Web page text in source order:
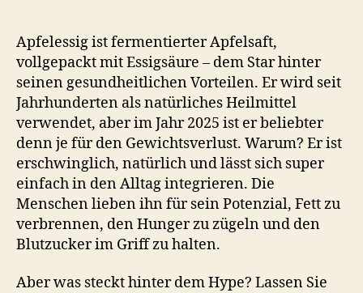
den
Gewichtsverlust
–
Wissenschaft,
Rezept
und
Tipps
Apfelessig ist fermentierter Apfelsaft,
vollgepackt mit Essigsäure – dem Star hinter
seinen gesundheitlichen Vorteilen. Er wird seit
Jahrhunderten als natürliches Heilmittel
verwendet, aber im Jahr 2025 ist er beliebter
denn je für den Gewichtsverlust. Warum? Er ist
erschwinglich, natürlich und lässt sich super
einfach in den Alltag integrieren. Die
Menschen lieben ihn für sein Potenzial, Fett zu
verbrennen, den Hunger zu zügeln und den
Blutzucker im Griff zu halten.
Aber was steckt hinter dem Hype? Lassen Sie